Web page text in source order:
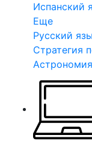
Испанский
Еще
Русский
Стратегия
Астрономия